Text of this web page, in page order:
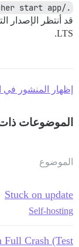
./launcher start app
LTS.
إظهار المنشور
الموضوعات
الموضوع
Stuck on update
Self-hosting
Full Crash (Test